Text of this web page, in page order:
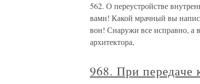
562. О переустройстве
вами! Какой мрачный вы
вон! Снаружи все исправно, а
архитектора,
968. При передаче